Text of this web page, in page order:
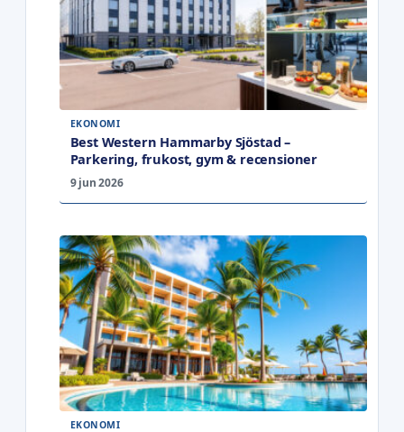
EKONOMI
Best Western Hammarby Sjöstad –
Parkering, frukost, gym & recensioner
9 jun 2026
EKONOMI